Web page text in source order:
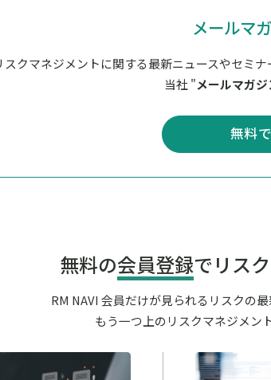
メールマ
スクマネジメントに関する最新ニュースやセミ
当社 "メールマガジ
無料
無料の会員登録でリス
RM NAVI 会員だけが見られるリスクの
もう一つ上のリスクマネジメン